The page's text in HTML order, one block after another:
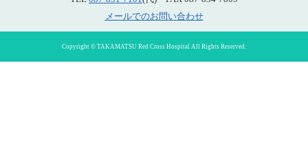
メールでのお問い合わせ
Copyright © TAKAMATSU Red Cross Hospital All Rights Reserved.